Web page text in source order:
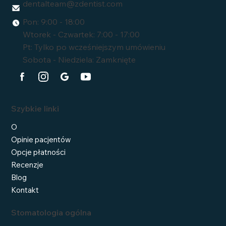
dentalteam@zdentist.com
Pon: 9:00 - 18:00
Wtorek - Czwartek: 7:00 - 17:00
Pt: Tylko po wcześniejszym umówieniu
Sobota - Niedziela: Zamknięte
Szybkie linki
O
Opinie pacjentów
Opcje płatności
Recenzje
Blog
Kontakt
Stomatologia ogólna